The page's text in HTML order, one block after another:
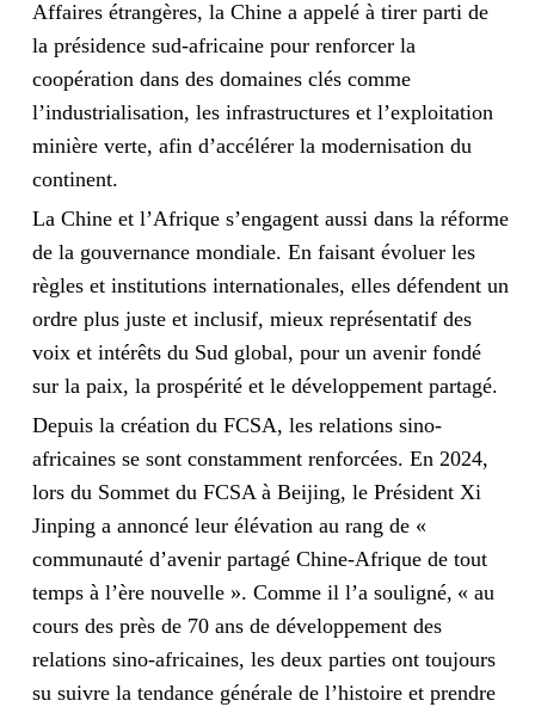
Affaires étrangères, la Chine a appelé à tirer parti de
la présidence sud-africaine pour renforcer la
coopération dans des domaines clés comme
l’industrialisation, les infrastructures et l’exploitation
minière verte, afin d’accélérer la modernisation du
continent.
La Chine et l’Afrique s’engagent aussi dans la réforme
de la gouvernance mondiale. En faisant évoluer les
règles et institutions internationales, elles défendent un
ordre plus juste et inclusif, mieux représentatif des
voix et intérêts du Sud global, pour un avenir fondé
sur la paix, la prospérité et le développement partagé.
Depuis la création du FCSA, les relations sino-
africaines se sont constamment renforcées. En 2024,
lors du Sommet du FCSA à Beijing, le Président Xi
Jinping a annoncé leur élévation au rang de «
communauté d’avenir partagé Chine-Afrique de tout
temps à l’ère nouvelle ». Comme il l’a souligné, « au
cours des près de 70 ans de développement des
relations sino-africaines, les deux parties ont toujours
su suivre la tendance générale de l’histoire et prendre